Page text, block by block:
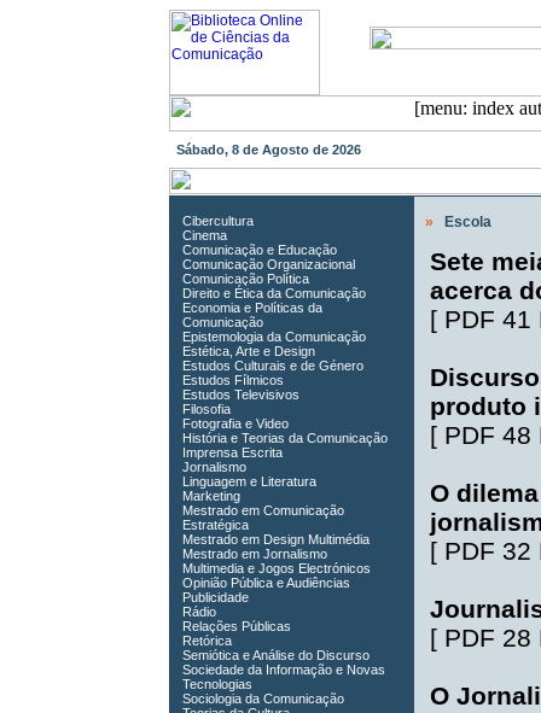
Sábado, 8 de Agosto de 2026
Cibercultura
Cinema
Comunicação e Educação
Comunicação Organizacional
Comunicação Política
Direito e Ética da Comunicação
Economia e Políticas da
Comunicação
Epistemologia da Comunicação
Estética, Arte e Design
Estudos Culturais e de Género
Estudos Fílmicos
Estudos Televisivos
Filosofia
Fotografia e Video
História e Teorias da Comunicação
Imprensa Escrita
Jornalismo
Linguagem e Literatura
Marketing
Mestrado em Comunicação
Estratégica
Mestrado em Design Multimédia
Mestrado em Jornalismo
Multimedia e Jogos Electrónicos
Opinião Pública e Audiências
Publicidade
Rádio
Relações Públicas
Retórica
Semiótica e Análise do Discurso
Sociedade da Informação e Novas
Tecnologias
Sociologia da Comunicação
» Escola
Sete
acerca
[ PDF 41
produto
[ PDF 48
O
[ PDF 32
[ PDF 28
O